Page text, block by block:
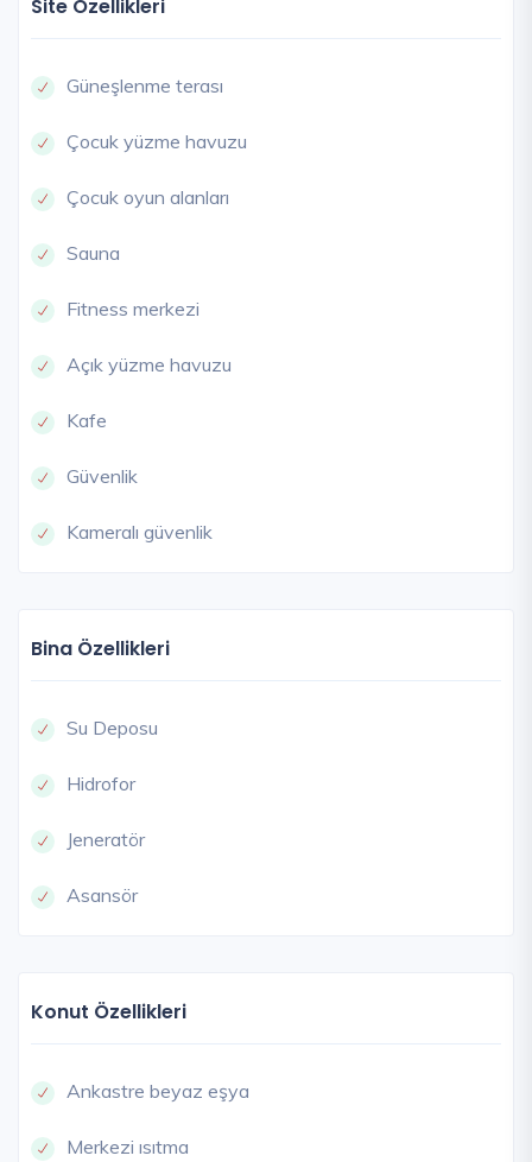
Site Özellikleri
Güneşlenme terası
Çocuk yüzme havuzu
Çocuk oyun alanları
Sauna
Fitness merkezi
Açık yüzme havuzu
Kafe
Güvenlik
Kameralı güvenlik
Bina Özellikleri
Su Deposu
Hidrofor
Jeneratör
Asansör
Konut Özellikleri
Ankastre beyaz eşya
Merkezi ısıtma